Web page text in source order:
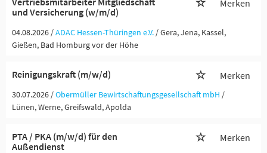
und Versicherung (w/m/d)
Merken
04.08.2026 /ADAC Hessen-Thüringen e.V. / Gera, Jena, Kassel,
Gießen, Bad Homburg vor der Höhe
Reinigungskraft (m/w/d) Merken
30.07.2026 /Obermüller Bewirtschaftungsgesellschaft mbH /
Lünen, Werne, Greifswald, Apolda
PTA / PKA (m/w/d) für den
Außendienst
Merken